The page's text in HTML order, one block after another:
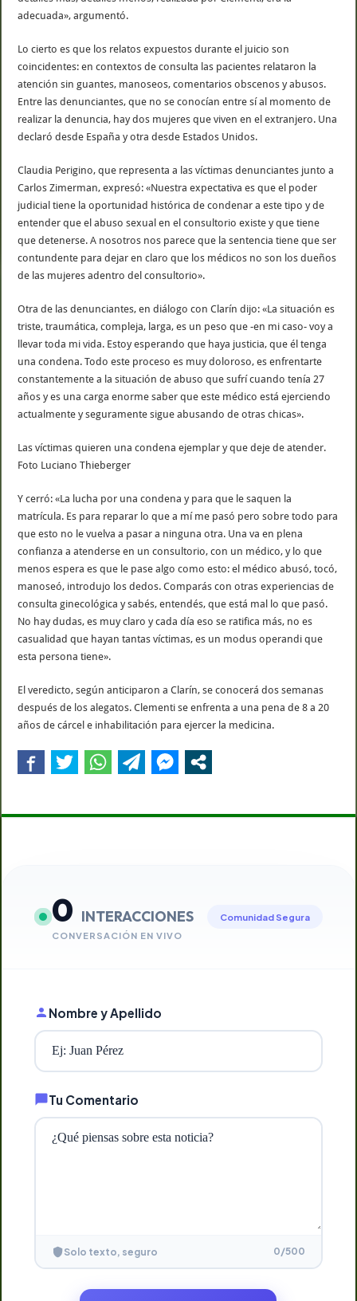
adecuada», argumentó.
Lo cierto es que los relatos expuestos durante el juicio son
coincidentes: en contextos de consulta las pacientes relataron la
atención sin guantes, manoseos, comentarios obscenos y abusos.
Entre las denunciantes, que no se conocían entre sí al momento de
realizar la denuncia, hay dos mujeres que viven en el extranjero. Una
declaró desde España y otra desde Estados Unidos.
Claudia Perigino, que representa a las víctimas denunciantes junto a
Carlos Zimerman, expresó: «Nuestra expectativa es que el poder
judicial tiene la oportunidad histórica de condenar a este tipo y de
entender que el abuso sexual en el consultorio existe y que tiene
que detenerse. A nosotros nos parece que la sentencia tiene que ser
contundente para dejar en claro que los médicos no son los dueños
de las mujeres adentro del consultorio».
Otra de las denunciantes, en diálogo con Clarín dijo: «La situación es
triste, traumática, compleja, larga, es un peso que -en mi caso- voy a
llevar toda mi vida. Estoy esperando que haya justicia, que él tenga
una condena. Todo este proceso es muy doloroso, es enfrentarte
constantemente a la situación de abuso que sufrí cuando tenía 27
años y es una carga enorme saber que este médico está ejerciendo
actualmente y seguramente sigue abusando de otras chicas».
Las víctimas quieren una condena ejemplar y que deje de atender.
Foto Luciano Thieberger
Y cerró: «La lucha por una condena y para que le saquen la
matrícula. Es para reparar lo que a mí me pasó pero sobre todo para
que esto no le vuelva a pasar a ninguna otra. Una va en plena
confianza a atenderse en un consultorio, con un médico, y lo que
menos espera es que le pase algo como esto: el médico abusó, tocó,
manoseó, introdujo los dedos. Comparás con otras experiencias de
consulta ginecológica y sabés, entendés, que está mal lo que pasó.
No hay dudas, es muy claro y cada día eso se ratifica más, no es
casualidad que hayan tantas víctimas, es un modus operandi que
esta persona tiene».
El veredicto, según anticiparon a Clarín, se conocerá dos semanas
después de los alegatos. Clementi se enfrenta a una pena de 8 a 20
años de cárcel e inhabilitación para ejercer la medicina.
0 INTERACCIONES
CONVERSACIÓN EN VIVO
Comunidad Segura
Nombre y Apellido
Tu Comentario
Solo texto, seguro 0/500